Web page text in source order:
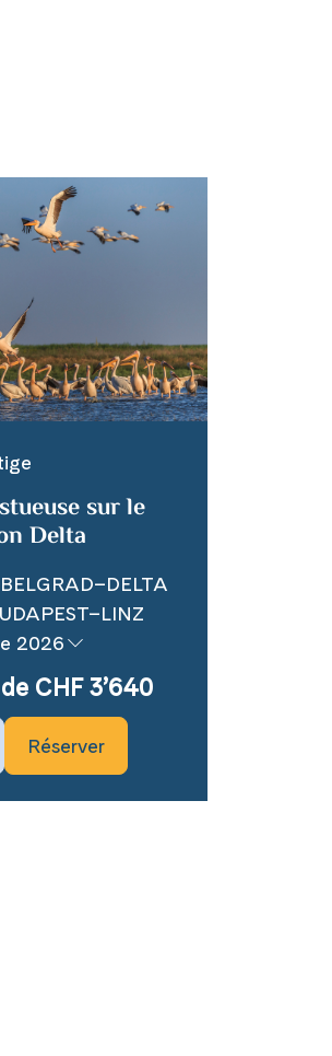
sur le
Delta
2026
CHF 3’640
Réserver